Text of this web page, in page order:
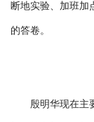
断地实验、加班加
的答卷。
殷明华现在主